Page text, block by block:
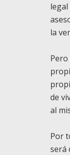
la
de
al
Por
será